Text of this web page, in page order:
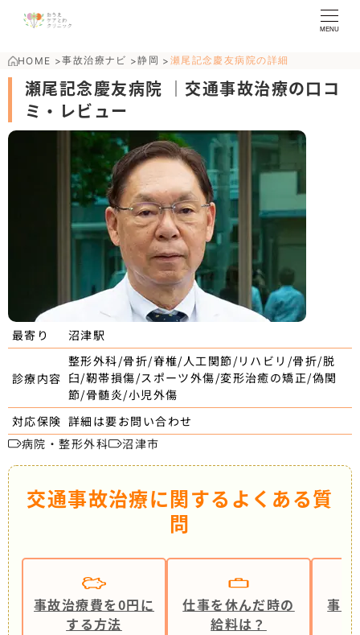
MENU
HOME >事故治療ナビ >静岡 > 瀬尾記念慶友病院の詳細
瀬尾記念慶友病院 ｜交通事故治療の口コ
ミ・レビュー
最寄り 沼津駅
診療内容
整形外科/骨折/脊椎/人工関節/リハビリ/骨折/脱
臼/靭帯損傷/スポーツ外傷/変形治癒の矯正/偽関
節/骨髄炎/小児外傷
対応保険 詳細は要お問い合わせ
病院・整形外科
沼津市
交通事故治療に関するよくある質
問
事故治療費を0円に
する方法
仕事を休んだ時の
給料は？
事故